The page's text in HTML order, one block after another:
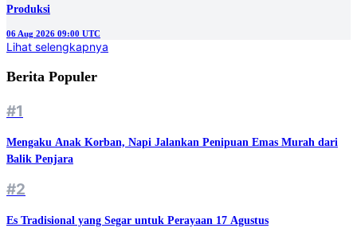
Produksi
06 Aug 2026 09:00 UTC
Lihat selengkapnya
Berita Populer
#1
Mengaku Anak Korban, Napi Jalankan Penipuan Emas Murah dari
Balik Penjara
#2
Es Tradisional yang Segar untuk Perayaan 17 Agustus